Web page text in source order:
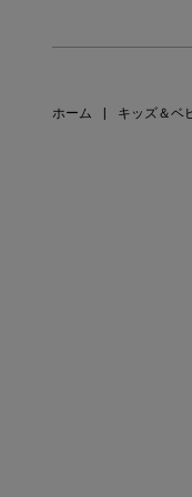
ホーム キッズ＆ベ